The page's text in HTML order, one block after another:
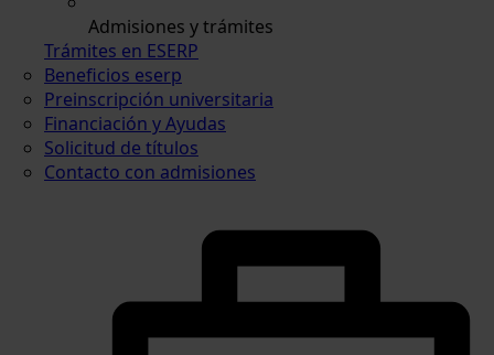
Admisiones y trámites
Trámites en ESERP
Beneficios eserp
Preinscripción universitaria
Financiación y Ayudas
Solicitud de títulos
Contacto con admisiones